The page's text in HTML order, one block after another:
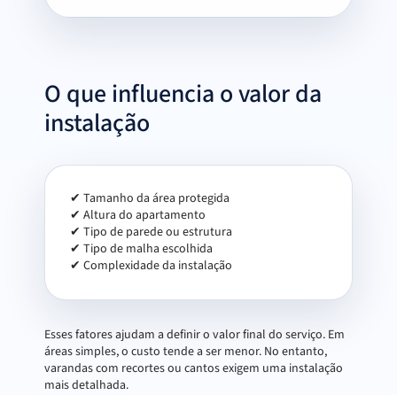
O que influencia o valor da
instalação
✔ Tamanho da área protegida
✔ Altura do apartamento
✔ Tipo de parede ou estrutura
✔ Tipo de malha escolhida
✔ Complexidade da instalação
Esses fatores ajudam a definir o valor final do serviço. Em
áreas simples, o custo tende a ser menor. No entanto,
varandas com recortes ou cantos exigem uma instalação
mais detalhada.